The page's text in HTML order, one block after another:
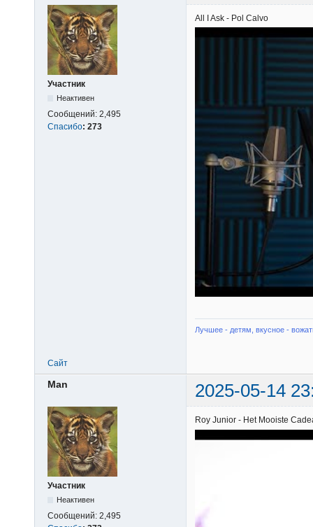
Участник
Неактивен
Сообщений: 2,495
Спасибо: 273
All I Ask - Pol Calvo
Лучшее - детям, вкусное -
Сайт
Man 2025-05-14
Участник
Неактивен
Сообщений: 2,495
Roy Junior - Het Mooiste